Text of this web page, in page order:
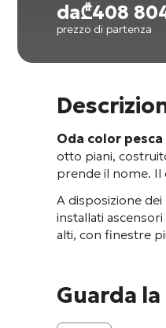
da₾408
prezzo di partenza
Oda color pesca
otto piani,
prende il nome. Il
A disposizione
installati
alti, con finestre
Guarda